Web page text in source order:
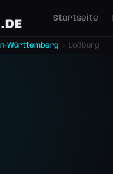
Startseite
Württemberg › Loßburg